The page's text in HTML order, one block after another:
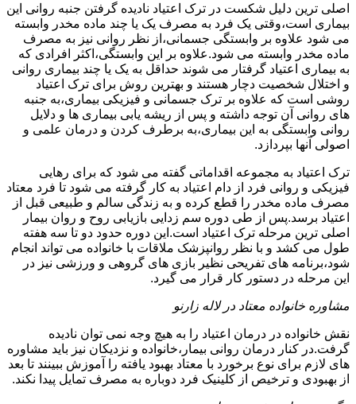
اصلی ترین دلیل شکست در ترک اعتیاد نادیده گرفتن جنبه روانی این
بیماری است،وقتی یک فرد به مصرف یک یا چند ماده مخدر وابسته
می شود علاوه بر وابستگی جسمانی،از نظر روانی نیز به مصرف
ماده مخدر وابسته می شود.علاوه بر این وابستگی،اکثر افرادی که
به بیماری اعتیاد گرفتار می شوند حداقل به یک یا چند بیماری روانی
و اختلال شخصیت دچار هستند و بهترین روش برای ترک اعتیاد
روشی است که علاوه بر ترک جسمانی و فیزیکی بیماری،به جنبه
های روانی آن توجه داشته و پس از ریشه یابی بیماری ها و دلایل
روانی وابستگی به این بیماری،به برطرف کردن و درمان علمی و
اصولی آنها بپردازد.
ترک اعتیاد به مجموعه اقداماتی گفته می شود که برای رهایی
فیزیکی و روانی فرد از دام اعتیاد به کار گرفته می شود تا فرد معتاد
مصرف ماده مخدر را قطع کرده و به زندگی سالم و طبیعی قبل از
اعتیاد برسد.پس از طی دوره سم زدایی بازیابی روح و روان بیمار
اصلی ترین مرحله ترک اعتیاد است.این دوره حدود دو تا سه هفته
طول می کشد و با نظر روانپزشک ملاقات با خانواده می تواند انجام
شود،برنامه های تفریحی نظیر بازی های گروهی و ورزشی نیز در
این مرحله در دستور کار قرار می گیرد.
مشاوره خانواده معتاد در لاله زارنو
نقش خانواده در درمان اعتیاد را به هیچ وجه نمی توان نادیده
گرفت.در کنار درمان روانی بیمار،خانواده و نزدیکان نیز باید مشاوره
های لازم برای نوع برخورد با معتاد بهبود یافته را آموزش ببینند تا بعد
از بهبودی و ترخیص از کلینیک فرد دوباره به مصرف تمایل پیدا نکند.